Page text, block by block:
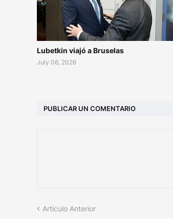
Lubetkin viajó a Bruselas
July 06, 2026
PUBLICAR UN COMENTARIO
Artículo Anterior